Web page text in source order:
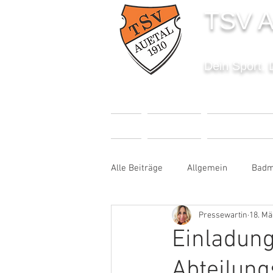
TSV
Dein Sport.
Alle Beiträge Allgemein
Handball
Sportabzeichen Tanzen
Pressewartin 18.